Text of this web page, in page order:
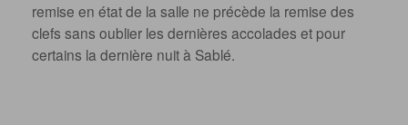
remise en état de la salle ne précède la remise des
clefs sans oublier les dernières accolades et pour
certains la dernière nuit à Sablé.